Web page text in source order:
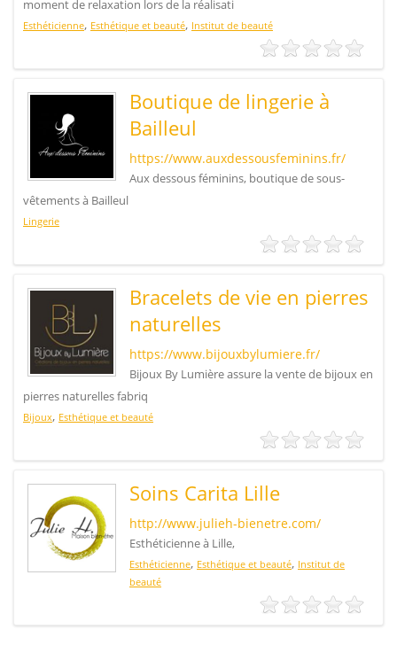
moment de relaxation lors de la réalisati
Esthéticienne, Esthétique et beauté, Institut de beauté
Boutique de lingerie à
Bailleul
https://www.auxdessousfeminins.fr/
Aux dessous féminins, boutique de sous-
vêtements à Bailleul
Lingerie
Bracelets de vie en pierres
naturelles
https://www.bijouxbylumiere.fr/
Bijoux By Lumière assure la vente de bijoux en
pierres naturelles fabriq
Bijoux, Esthétique et beauté
Soins Carita Lille
http://www.julieh-bienetre.com/
Esthéticienne à Lille,
Esthéticienne, Esthétique et beauté, Institut de
beauté